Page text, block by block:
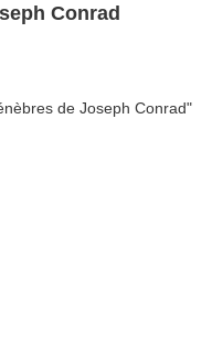
Conrad